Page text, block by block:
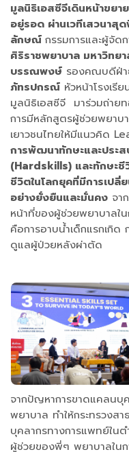
มูลนิธิเอสซีจีเดินหน้าขย
อยู่รอด ผ่านเวทีเสวนาสุ
ลักษณ์ กรรมการและผู้จัด
ศิริราชพยาบาล มหาวิทย
บรรณพงษ์ รองคณบดีฝ่
ภัทรปกรณ์ หัวหน้าโรงเรี
มูลนิธิเอสซีจี มาร่วมถ่าย
การมีหลักสูตรผู้ช่วยพยา
เยาวชนไทยให้มีแนวคิด
การพัฒนาทักษะและประ
(Hardskills) และทักษะชี
ชีวิตในโลกยุคที่มีการเปลี่
อย่างยั่งยืนและมั่นคง จา
หน้าที่ของผู้ช่วยพยาบาลใ
คือการอาบน้ำเด็กแรกเกิด
ดูแลผู้ป่วยหลังผ่าตัด
จากปัญหาการขาดแคลนบุ
พยาบาล ทำให้กระทรวงส
บุคลากรทางการแพทย์ใน
ผู้ช่วยของพี่ๆ พยาบาลใน